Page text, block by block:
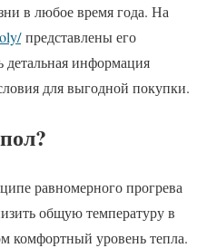
в любое время года. На
представлены его
детальная информация
для выгодной покупки.
равномерного прогрева
общую температуру в
комфортный уровень тепла.